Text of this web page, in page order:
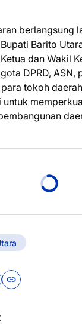
berlangsung
Barito
dan Wakil
DPRD, ASN,
tokoh